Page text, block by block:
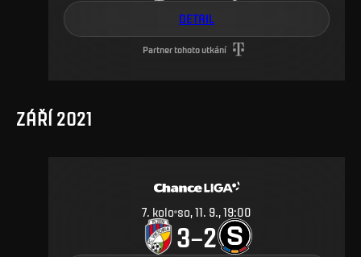
DETAIL
Partner tohoto utkání
ZÁŘÍ 2021
7. kolo so, 11. 9., 19:00
3–2